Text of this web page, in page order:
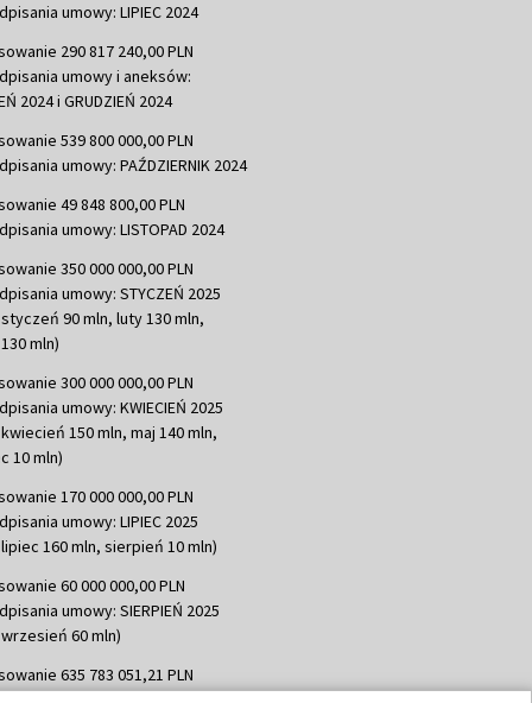
umowy: LIPIEC 2024
290 817 240,00 PLN
umowy i aneksów:
2024 i GRUDZIEŃ 2024
539 800 000,00 PLN
umowy: PAŹDZIERNIK 2024
49 848 800,00 PLN
umowy: LISTOPAD 2024
350 000 000,00 PLN
umowy: STYCZEŃ 2025
90 mln, luty 130 mln,
mln)
300 000 000,00 PLN
umowy: KWIECIEŃ 2025
150 mln, maj 140 mln,
10 mln)
170 000 000,00 PLN
umowy: LIPIEC 2025
160 mln, sierpień 10 mln)
60 000 000,00 PLN
umowy: SIERPIEŃ 2025
60 mln)
635 783 051,21 PLN